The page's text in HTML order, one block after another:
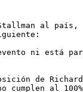
al país,
ni está
de
cumplen al